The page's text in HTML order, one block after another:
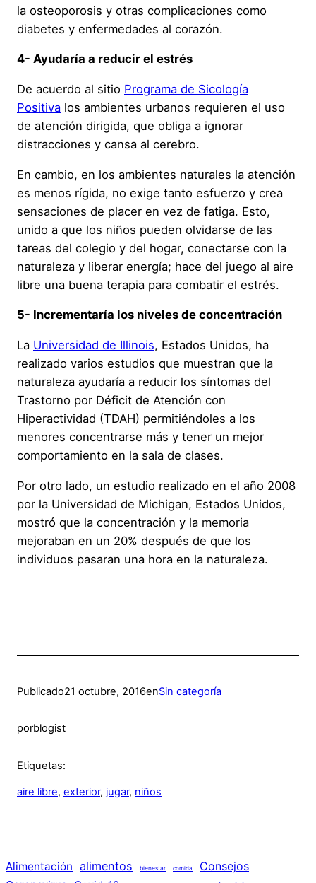
la osteoporosis y otras complicaciones como
diabetes y enfermedades al corazón.
4- Ayudaría a reducir el estrés
De acuerdo al sitio Programa de Sicología
Positiva los ambientes urbanos requieren el uso
de atención dirigida, que obliga a ignorar
distracciones y cansa al cerebro.
En cambio, en los ambientes naturales la atención
es menos rígida, no exige tanto esfuerzo y crea
sensaciones de placer en vez de fatiga. Esto,
unido a que los niños pueden olvidarse de las
tareas del colegio y del hogar, conectarse con la
naturaleza y liberar energía; hace del juego al aire
libre una buena terapia para combatir el estrés.
5- Incrementaría los niveles de concentración
La Universidad de Illinois, Estados Unidos, ha
realizado varios estudios que muestran que la
naturaleza ayudaría a reducir los síntomas del
Trastorno por Déficit de Atención con
Hiperactividad (TDAH) permitiéndoles a los
menores concentrarse más y tener un mejor
comportamiento en la sala de clases.
Por otro lado, un estudio realizado en el año 2008
por la Universidad de Michigan, Estados Unidos,
mostró que la concentración y la memoria
mejoraban en un 20% después de que los
individuos pasaran una hora en la naturaleza.
Publicado21 octubre, 2016enSin categoría
porblogist
Etiquetas:
aire libre, exterior, jugar, niños
Alimentación alimentos bienestar comida Consejos